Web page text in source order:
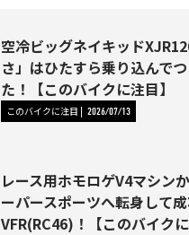
空冷ビッグネイキッド
さ」はひたすら乗り込んで
た！【このバイクに注目】
このバイクに注目 2026/07/13
レース用ホモロゲV4マシン
ーパースポーツへ転身して
VFR(RC46)！【このバイクに